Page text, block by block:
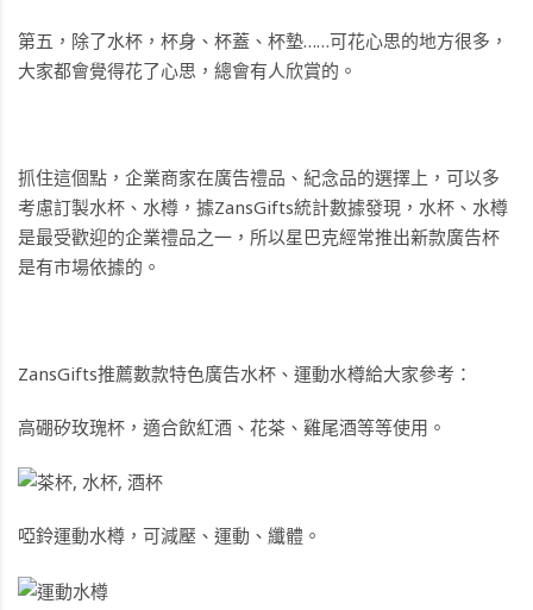
第五，除了水杯，杯身、杯蓋、杯墊……可花心思的地方很多，
大家都會覺得花了心思，總會有人欣賞的。
抓住這個點，企業商家在廣告禮品、紀念品的選擇上，可以多
考慮訂製水杯、水樽，據ZansGifts統計數據發現，水杯、水樽
是最受歡迎的企業禮品之一，所以星巴克經常推出新款廣告杯
是有市場依據的。
ZansGifts推薦數款特色廣告水杯、運動水樽給大家參考：
高硼矽玫瑰杯 ，適合飲紅酒、花茶、雞尾酒等等使用。
啞鈴運動水樽 ，可減壓、運動、纖體。